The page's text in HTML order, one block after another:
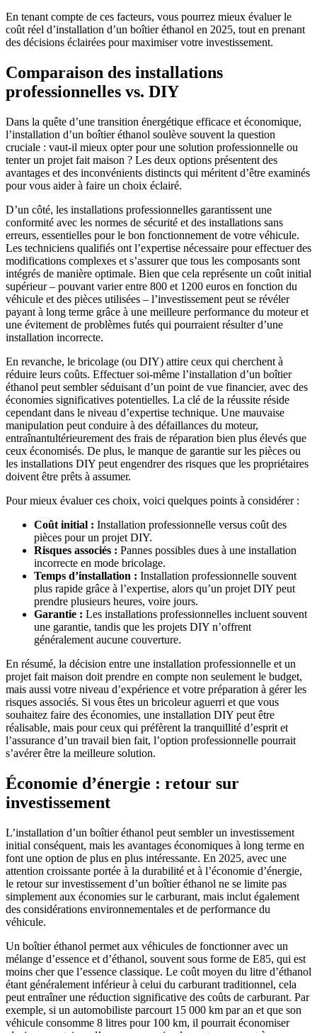
En tenant compte de ces facteurs, vous pourrez mieux évaluer le
coût réel d’installation d’un boîtier éthanol en 2025, tout en prenant
des décisions éclairées pour maximiser votre investissement.
Comparaison des installations
professionnelles vs. DIY
Dans la quête d’une transition énergétique efficace et économique,
l’installation d’un boîtier éthanol soulève souvent la question
cruciale : vaut-il mieux opter pour une solution professionnelle ou
tenter un projet fait maison ? Les deux options présentent des
avantages et des inconvénients distincts qui méritent d’être examinés
pour vous aider à faire un choix éclairé.
D’un côté, les installations professionnelles garantissent une
conformité avec les normes de sécurité et des installations sans
erreurs, essentielles pour le bon fonctionnement de votre véhicule.
Les techniciens qualifiés ont l’expertise nécessaire pour effectuer des
modifications complexes et s’assurer que tous les composants sont
intégrés de manière optimale. Bien que cela représente un coût initial
supérieur – pouvant varier entre 800 et 1200 euros en fonction du
véhicule et des pièces utilisées – l’investissement peut se révéler
payant à long terme grâce à une meilleure performance du moteur et
une évitement de problèmes futés qui pourraient résulter d’une
installation incorrecte.
En revanche, le bricolage (ou DIY) attire ceux qui cherchent à
réduire leurs coûts. Effectuer soi-même l’installation d’un boîtier
éthanol peut sembler séduisant d’un point de vue financier, avec des
économies significatives potentielles. La clé de la réussite réside
cependant dans le niveau d’expertise technique. Une mauvaise
manipulation peut conduire à des défaillances du moteur,
entraînantultérieurement des frais de réparation bien plus élevés que
ceux économisés. De plus, le manque de garantie sur les pièces ou
les installations DIY peut engendrer des risques que les propriétaires
doivent être prêts à assumer.
Pour mieux évaluer ces choix, voici quelques points à considérer :
Coût initial : Installation professionnelle versus coût des
pièces pour un projet DIY.
Risques associés : Pannes possibles dues à une installation
incorrecte en mode bricolage.
Temps d’installation : Installation professionnelle souvent
plus rapide grâce à l’expertise, alors qu’un projet DIY peut
prendre plusieurs heures, voire jours.
Garantie : Les installations professionnelles incluent souvent
une garantie, tandis que les projets DIY n’offrent
généralement aucune couverture.
En résumé, la décision entre une installation professionnelle et un
projet fait maison doit prendre en compte non seulement le budget,
mais aussi votre niveau d’expérience et votre préparation à gérer les
risques associés. Si vous êtes un bricoleur aguerri et que vous
souhaitez faire des économies, une installation DIY peut être
réalisable, mais pour ceux qui préfèrent la tranquillité d’esprit et
l’assurance d’un travail bien fait, l’option professionnelle pourrait
s’avérer être la meilleure solution.
Économie d’énergie : retour sur
investissement
L’installation d’un boîtier éthanol peut sembler un investissement
initial conséquent, mais les avantages économiques à long terme en
font une option de plus en plus intéressante. En 2025, avec une
attention croissante portée à la durabilité et à l’économie d’énergie,
le retour sur investissement d’un boîtier éthanol ne se limite pas
simplement aux économies sur le carburant, mais inclut également
des considérations environnementales et de performance du
véhicule.
Un boîtier éthanol permet aux véhicules de fonctionner avec un
mélange d’essence et d’éthanol, souvent sous forme de E85, qui est
moins cher que l’essence classique. Le coût moyen du litre d’éthanol
étant généralement inférieur à celui du carburant traditionnel, cela
peut entraîner une réduction significative des coûts de carburant. Par
exemple, si un automobiliste parcourt 15 000 km par an et que son
véhicule consomme 8 litres pour 100 km, il pourrait économiser